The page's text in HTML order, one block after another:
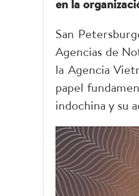
en la
San
Agencias de
la Agencia
papel
indochina y su